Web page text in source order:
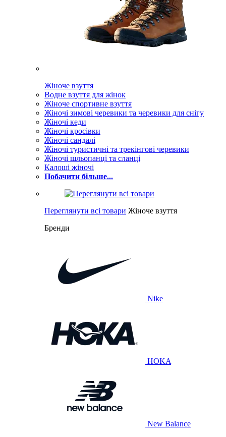
Жіноче взуття
Водне взуття для жінок
Жіноче спортивне взуття
Жіночі зимові черевики та черевики для снігу
Жіночі кеди
Жіночі кросівки
Жіночі сандалі
Жіночі туристичні та трекінгові черевики
Жіночі шльопанці та сланці
Калоші жіночі
Побачити більше...
Переглянути всі товари Жіноче взуття
Бренди
Nike
HOKA
New Balance